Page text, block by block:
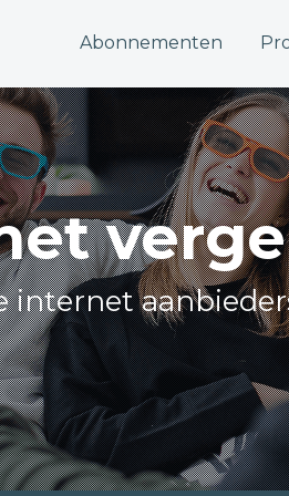
Abonnementen
internet